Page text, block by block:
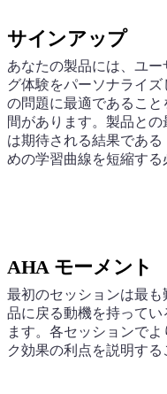
サインアップ
あなたの製品には、ユ
グ体験をパーソナライ
の問題に最適であるこ
間があります。製品と
は期待される結果であ
めの学習曲線を短縮する
AHA モーメント
最初のセッションは最
品に戻る動機を持って
ます。各セッションで
ク効果の利点を説明する